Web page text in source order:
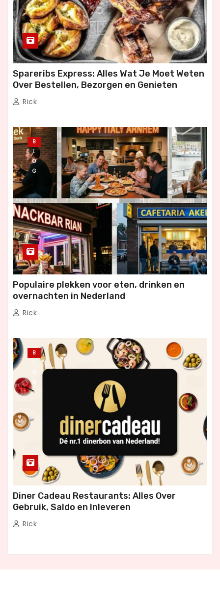
Spareribs Express: Alles Wat Je Moet Weten
Over Bestellen, Bezorgen en Genieten
Rick
B
L
O
G
Populaire plekken voor eten, drinken en
overnachten in Nederland
Rick
B
L
O
G
Diner Cadeau Restaurants: Alles Over
Gebruik, Saldo en Inleveren
Rick